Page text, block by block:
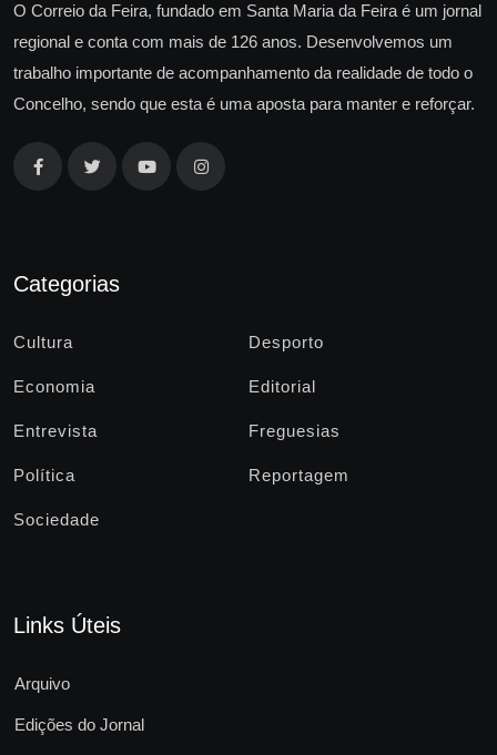
O Correio da Feira, fundado em Santa Maria da Feira é um jornal
regional e conta com mais de 126 anos. Desenvolvemos um
trabalho importante de acompanhamento da realidade de todo o
Concelho, sendo que esta é uma aposta para manter e reforçar.
Categorias
Cultura Desporto
Economia Editorial
Entrevista Freguesias
Política Reportagem
Sociedade
Links Úteis
Arquivo
Edições do Jornal